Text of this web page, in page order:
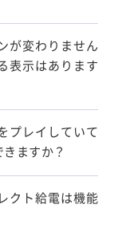
が変わりません
表示はあります
プレイしていて
ますか？
クト給電は機能